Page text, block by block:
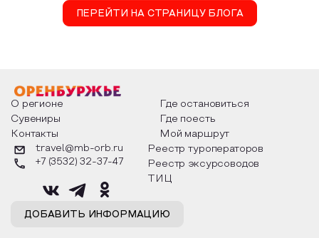
ПЕРЕЙТИ НА СТРАНИЦУ БЛОГА
О регионе
Где остановиться
Сувениры
Где поесть
Контакты
Мой маршрут
ДОБАВИТЬ ИНФОРМАЦИЮ
travel@mb-orb.ru
+7 (3532) 32-37-47
Реестр туроператоров
Реестр эксурсоводов
ТИЦ